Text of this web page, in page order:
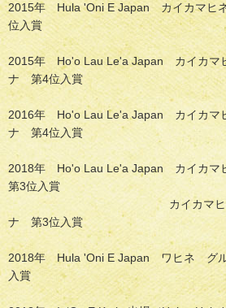
2015年 Hula 'Oni E Japan カイカマ
位入賞
2015年 Ho'o Lau Le'a Japan カイカ
ナ 第4位入賞
2016年 Ho'o Lau Le'a Japan カイカ
ナ 第4位入賞
2018年 Ho'o Lau Le'a Japan カイカ
第3位入賞
カイカマヒネ グル
ナ 第3位入賞
2018年 Hula 'Oni E Japan ワヒネ グ
入賞